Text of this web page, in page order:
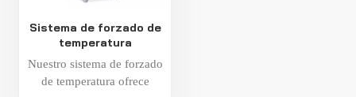
Sistema de forzado de
temperatura
Nuestro sistema de forzado
de temperatura ofrece